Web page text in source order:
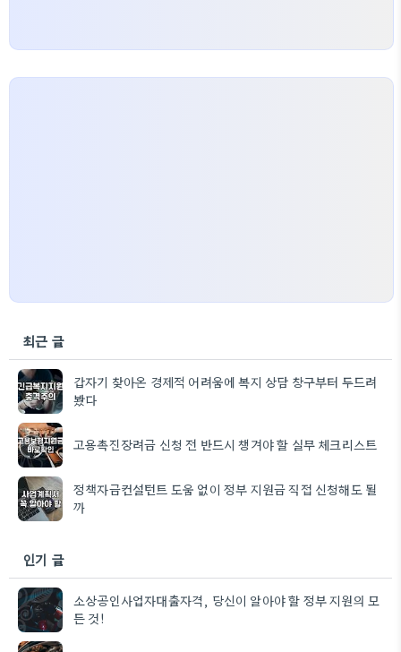
최근 글
갑자기 찾아온 경제적 어려움에 복지 상담 창구부터 두드려
봤다
고용촉진장려금 신청 전 반드시 챙겨야 할 실무 체크리스트
정책자금컨설턴트 도움 없이 정부 지원금 직접 신청해도 될
까
인기 글
소상공인사업자대출자격, 당신이 알아야 할 정부 지원의 모
든 것!